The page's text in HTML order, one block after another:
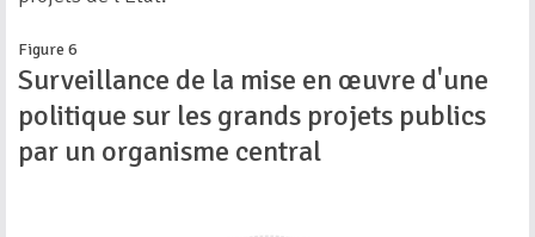
Figure 6
Surveillance de la mise en œuvre d'une
politique sur les grands projets publics
par un organisme central